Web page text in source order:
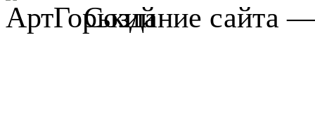
Создание сайта